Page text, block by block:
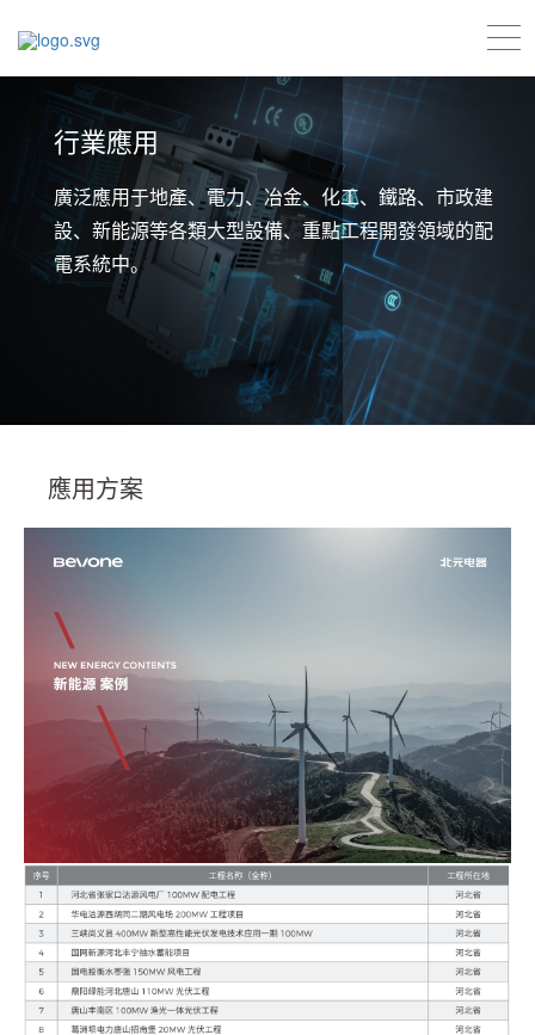
行業應用
廣泛應用于地產、電力、冶金、化工、鐵路、市政建
設、新能源等各類大型設備、重點工程開發領域的配
電系統中。
應用方案